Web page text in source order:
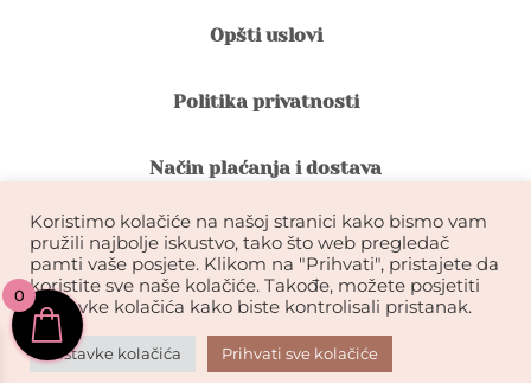
Opšti uslovi
Politika privatnosti
Način plaćanja i dostava
Reklamacije i povrat robe
Garancija na kvalitet ekstenzija
Koristimo kolačiće na našoj stranici kako bismo vam
pružili najbolje iskustvo, tako što web pregledač
pamti vaše posjete. Klikom na "Prihvati", pristajete da
koristite sve naše kolačiće. Takođe, možete posjetiti
postavke kolačića kako biste kontrolisali pristanak.
Postavke kolačića Prihvati sve kolačiće
0